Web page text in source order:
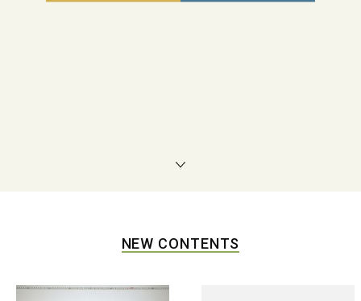
NEW CONTENTS